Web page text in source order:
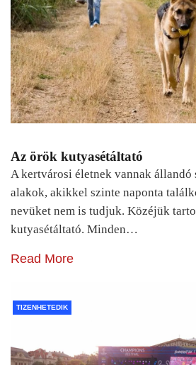
Az örök kutyasétáltató
A kertvárosi életnek vannak állandó
alakok, akikkel szinte naponta
nevüket nem is tudjuk. Közéjük
kutyasétáltató. Minden…
Read More
TIZENHETEDIK